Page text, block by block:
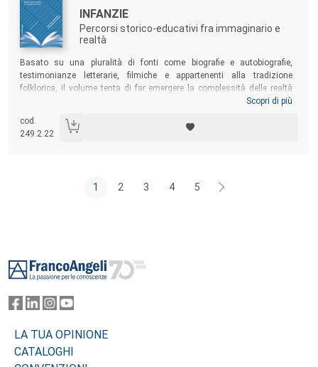
Titolo:
INFANZIE
Percorsi storico-educativi fra immaginario e
realtà
Sommario:
Basato su una pluralità di fonti come biografie e autobiografie,
testimonianze letterarie, filmiche e appartenenti alla tradizione
folklorica, il volume tenta di far emergere la complessità delle realtà
infantili, segnate da numerose differenze sociali e di genere presenti
esame in un periodo storico compreso fra Otto e Novecento, nella
consapevolezza che comprendere a fondo il rapporto fra passato e
Scopri di più
cod.
249.2.22
1 2 3 4 5
LA TUA OPINIONE
CATALOGHI